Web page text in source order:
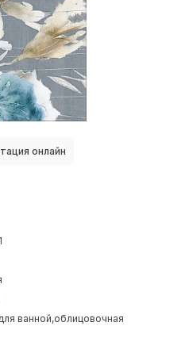
онлайн
ванной облицовочная